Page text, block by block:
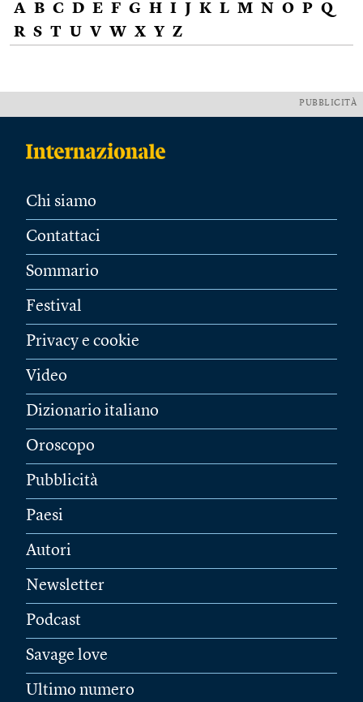
A B C D E F G H I J K L M N O P Q
R S T U V W X Y Z
PUBBLICITÀ
Chi siamo
Contattaci
Sommario
Festival
Privacy e cookie
Video
Dizionario italiano
Oroscopo
Pubblicità
Paesi
Autori
Newsletter
Podcast
Savage love
Ultimo numero